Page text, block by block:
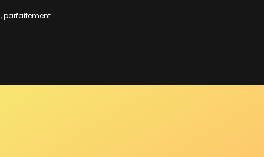
parfaitement